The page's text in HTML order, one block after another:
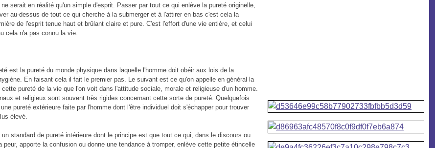
serait en réalité qu'un simple d'esprit. Passer par tout ce qui enlève la pureté originelle,
au-dessus de tout ce qui cherche à la submerger et à l'attirer en bas c'est cela la
de l'esprit tenue haut et brûlant claire et pure. C'est l'effort d'une vie entière, et celui
cela n'a pas connu la vie.
est la pureté du monde physique dans laquelle l'homme doit obéir aux lois de la
En faisant cela il fait le premier pas. Le suivant est ce qu'on appelle en général la
pureté de la vie que l'on voit dans l'attitude sociale, morale et religieuse d'un homme.
et religieux sont souvent très rigides concernant cette sorte de pureté. Quelquefois
pureté extérieure faite par l'homme dont l'être individuel doit s'échapper pour trouver
élevé.
un standard de pureté intérieure dont le principe est que tout ce qui, dans le discours ou
peur, apporte la confusion ou donne une tendance à tromper, enlève cette petite étincelle